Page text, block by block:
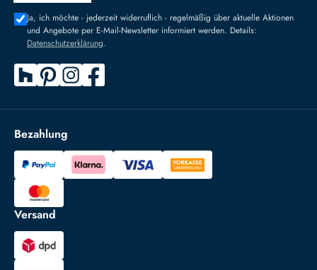
Ja, ich möchte - jederzeit widerruflich - regelmäßig über aktuelle Aktionen
und Angebote per E-Mail-Newsletter informiert werden. Details:
Datenschutzerklärung.
Bezahlung
Versand